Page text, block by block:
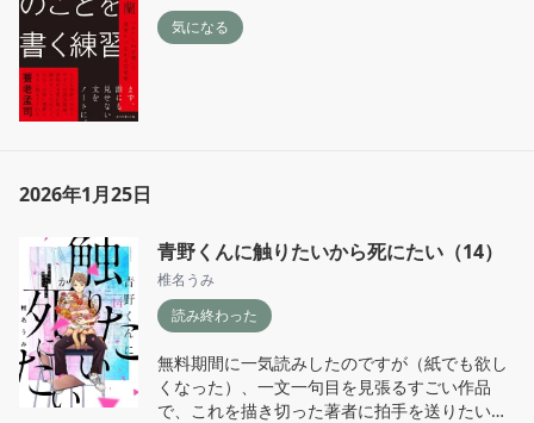
気になる
2026年1月25日
青野くんに触りたいから死にたい（14）
椎名うみ
読み終わった
無料期間に一気読みしたのですが（紙でも欲し
くなった）、一文一句目を見張るすごい作品
で、これを描き切った著者に拍手を送りたい。